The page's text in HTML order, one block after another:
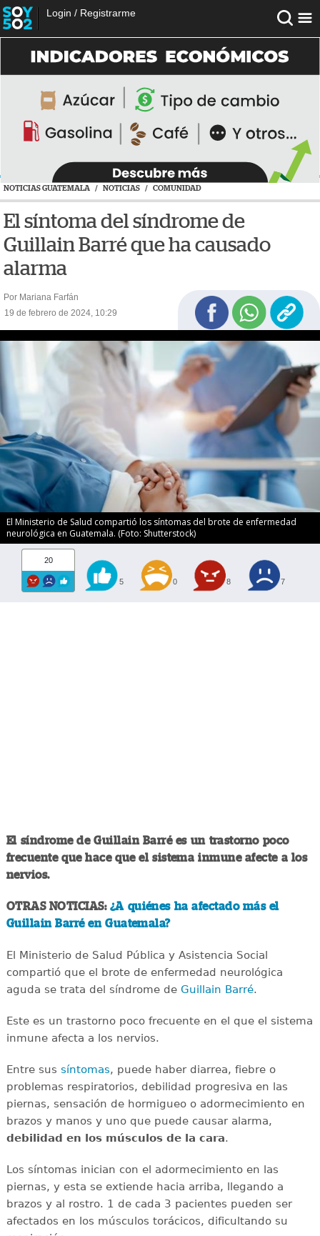
Login / Registrarme
NOTICIAS GUATEMALA / NOTICIAS / COMUNIDAD
El síntoma del síndrome de
Guillain Barré que ha causado
alarma
Por Mariana Farfán
19 de febrero de 2024, 10:29
El Ministerio de Salud compartió los síntomas del brote de enfermedad
neurológica en Guatemala. (Foto: Shutterstock)
20
5 0 8 7
El síndrome de Guillain Barré es un trastorno poco
frecuente que hace que el sistema inmune afecte a los
nervios.
OTRAS NOTICIAS: ¿A quiénes ha afectado más el
Guillain Barré en Guatemala?
El Ministerio de Salud Pública y Asistencia Social
compartió que el brote de enfermedad neurológica
aguda se trata del síndrome de Guillain Barré.
Este es un trastorno poco frecuente en el que el sistema
inmune afecta a los nervios.
Entre sus síntomas, puede haber diarrea, fiebre o
problemas respiratorios, debilidad progresiva en las
piernas, sensación de hormigueo o adormecimiento en
brazos y manos y uno que puede causar alarma,
debilidad en los músculos de la cara.
Los síntomas inician con el adormecimiento en las
piernas, y esta se extiende hacia arriba, llegando a
brazos y al rostro. 1 de cada 3 pacientes pueden ser
afectados en los músculos torácicos, dificultando su